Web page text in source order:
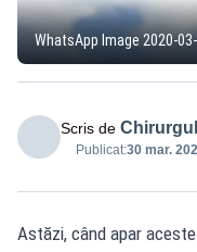
WhatsApp Image 2020-
Scris de Chirurgul
Publicat:30 mar.
Astăzi, când apar